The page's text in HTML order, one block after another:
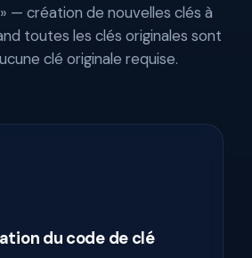
— création de nouvelles clés à
toutes les clés originales sont
clé originale requise.
du code de clé